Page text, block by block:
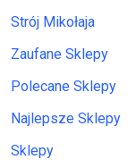
Strój Mikołaja
Zaufane Sklepy
Polecane Sklepy
Najlepsze Sklepy
Sklepy